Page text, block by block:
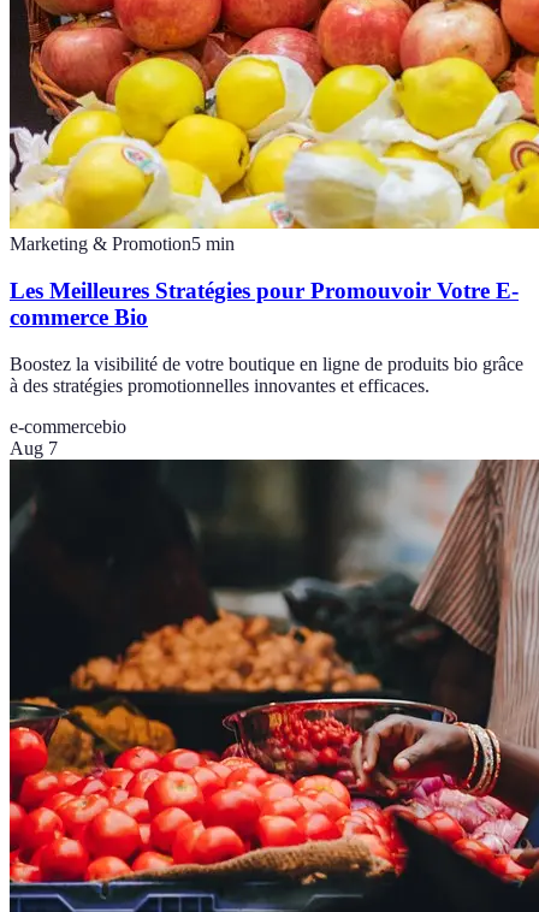
Marketing & Promotion5 min
Les Meilleures Stratégies pour Promouvoir Votre E-
commerce Bio
Boostez la visibilité de votre boutique en ligne de produits bio grâce
à des stratégies promotionnelles innovantes et efficaces.
e-commercebio
Aug 7